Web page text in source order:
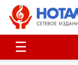
☰